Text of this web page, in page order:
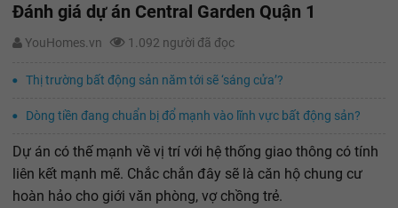
Đánh giá dự án Central Garden Quận 1
YouHomes.vn 1.092 người đã đọc
Thị trường bất động sản năm tới sẽ ‘sáng cửa’?
Dòng tiền đang chuẩn bị đổ mạnh vào lĩnh vực bất động sản?
Dự án có thế mạnh về vị trí với hệ thống giao thông có tính
liên kết mạnh mẽ. Chắc chắn đây sẽ là căn hộ chung cư
hoàn hảo cho giới văn phòng, vợ chồng trẻ.